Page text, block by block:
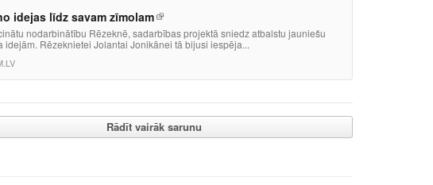
idejas līdz savam zīmolam
nodarbinātību Rēzeknē, sadarbības projektā sniedz atbalstu jauniešu
idejām. Rēzeknietei Jolantai Jonikānei tā bijusi iespēja...
Rādīt vairāk sarunu